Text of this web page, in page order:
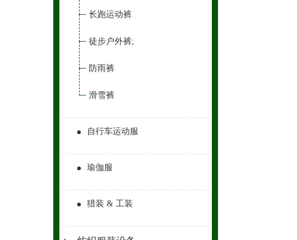
长跑运动裤
徒步户外裤;
防雨裤
滑雪裤
自行车运动服
瑜伽服
猎装 & 工装